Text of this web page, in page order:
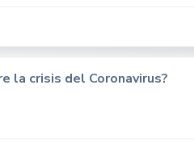
la crisis del Coronavirus?